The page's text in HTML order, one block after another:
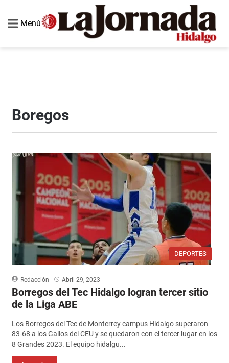
Menú
Boregos
DEPORTES
Redacción Abril 29, 2023
Borregos del Tec Hidalgo logran tercer sitio
de la Liga ABE
Los Borregos del Tec de Monterrey campus Hidalgo superaron
83-68 a los Gallos del CEU y se quedaron con el tercer lugar en los
8 Grandes 2023. El equipo hidalgu...